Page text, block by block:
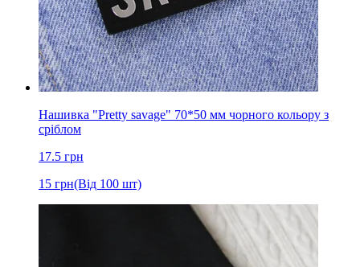
Нашивка "Pretty savage" 70*50 мм чорного кольору з
сріблом
17.5 грн
15 грн(Від 100 шт)